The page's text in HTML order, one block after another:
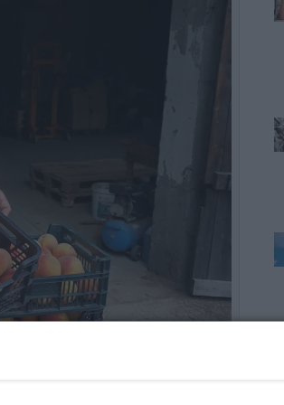
- mówi Przemysław Kowalski z